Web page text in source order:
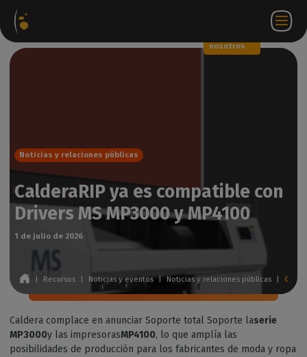
Paquetes
de
software
nosotros
ES
Noticias y relaciones públicas
CalderaRIP ya es compatible con
Drivers MS MP3000 y MP4100
1 de julio de 2026
Recursos Noticias y eventos | Noticias y relaciones públicas
Caldera complace en anunciar Soporte total Soporte laserie
MP3000y las impresorasMP4100, lo que amplía las
posibilidades de producción para los fabricantes de moda y ropa